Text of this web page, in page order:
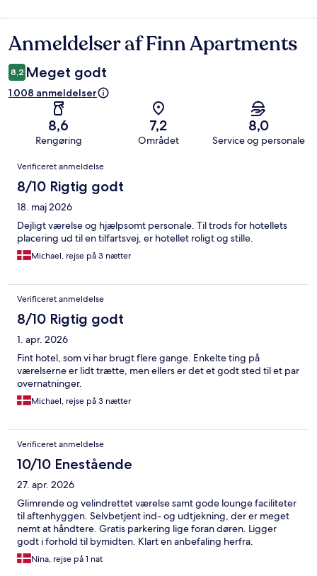
Anmeldelser
Anmeldelser af Finn Apartments
8,2 Meget godt
1.008 anmeldelser
8,6
Rengøring
7,2
Området
8,0
Service og personale
Anmeldelser
Verificeret anmeldelse
8/10 Rigtig godt
18. maj 2026
Dejligt værelse og hjælpsomt personale. Til trods for hotellets
placering ud til en tilfartsvej, er hotellet roligt og stille.
Michael, rejse på 3 nætter
Verificeret anmeldelse
8/10 Rigtig godt
1. apr. 2026
Fint hotel, som vi har brugt flere gange. Enkelte ting på
værelserne er lidt trætte, men ellers er det et godt sted til et par
overnatninger.
Michael, rejse på 3 nætter
Verificeret anmeldelse
10/10 Enestående
27. apr. 2026
Glimrende og velindrettet værelse samt gode lounge faciliteter
til aftenhyggen. Selvbetjent ind- og udtjekning, der er meget
nemt at håndtere. Gratis parkering lige foran døren. Ligger
godt i forhold til bymidten. Klart en anbefaling herfra.
Nina, rejse på 1 nat